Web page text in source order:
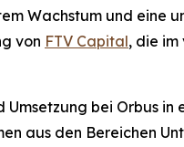
Wachstum und eine
von FTV Capital, die
bei Orbus in
aus den Bereichen